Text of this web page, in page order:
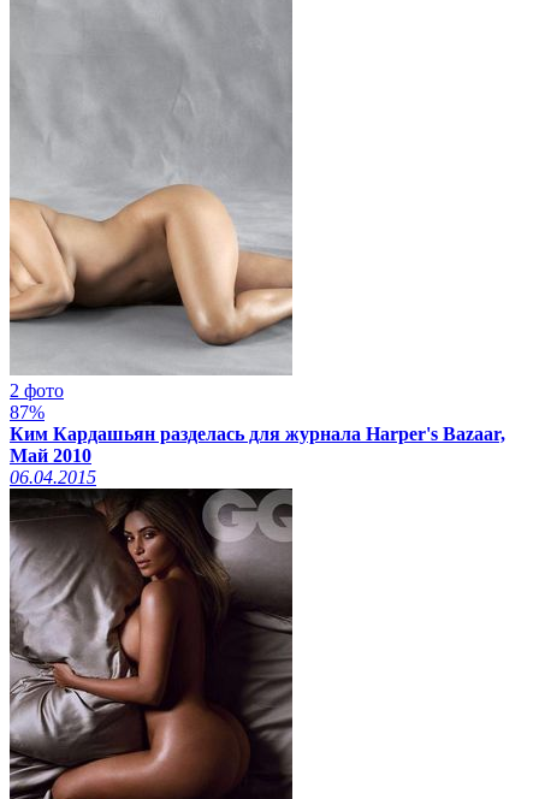
2 фото
87%
Ким Кардашьян разделась для журнала Harper's Bazaar,
Май 2010
06.04.2015